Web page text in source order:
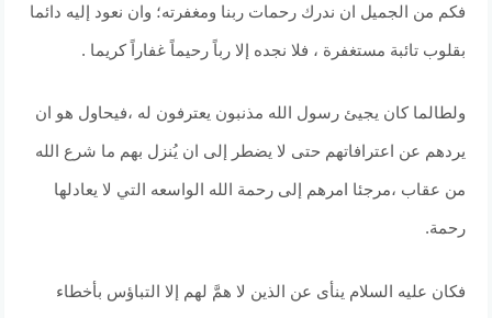
فكم من الجميل ان ندرك رحمات ربنا ومغفرته؛ وان نعود إليه دائما
بقلوب تائبة مستغفرة ، فلا نجده إلا رباً رحيماً غفاراً كريما .
ولطالما كان يجيئ رسول الله مذنبون يعترفون له ،فيحاول هو ان
يردهم عن اعترافاتهم حتى لا يضطر إلى ان يُنزل بهم ما شرع الله
من عقاب ،مرجئا امرهم إلى رحمة الله الواسعه التي لا يعادلها
رحمة.
فكان عليه السلام ينأى عن الذين لا همَّ لهم إلا التباؤس بأخطاء